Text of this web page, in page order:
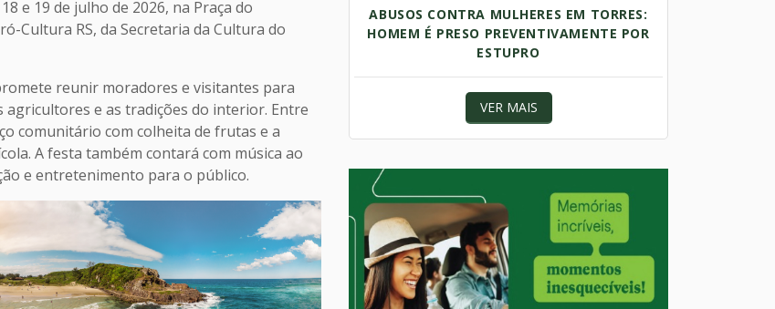
e 19 de julho de 2026, na Praça do
Cultura RS, da Secretaria da Cultura do
reunir moradores e visitantes para
e as tradições do interior. Entre
comunitário com colheita de frutas e a
A festa também contará com música ao
e entretenimento para o público.
ABUSOS CONTRA MULHERES EM TORRES:
HOMEM É PRESO PREVENTIVAMENTE POR
ESTUPRO
VER MAIS